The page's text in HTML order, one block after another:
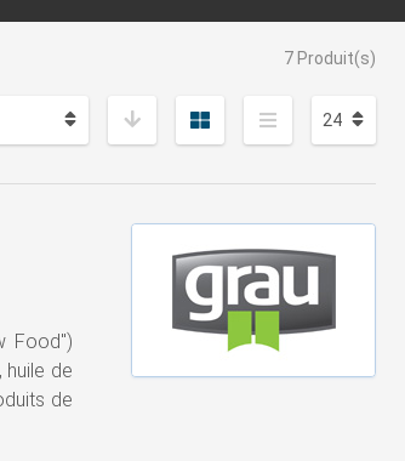
7 Produit(s)
Food")
huile de
de